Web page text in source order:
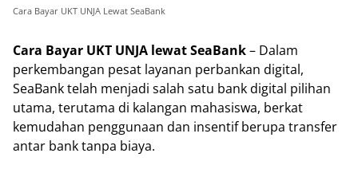
Cara Bayar UKT UNJA Lewat SeaBank
Cara Bayar UKT UNJA lewat SeaBank– Dalam
perkembangan pesat layanan perbankan digital,
SeaBank telah menjadi salah satu bank digital pilihan
utama, terutama di kalangan mahasiswa, berkat
kemudahan penggunaan dan insentif berupa transfer
antar bank tanpa biaya.